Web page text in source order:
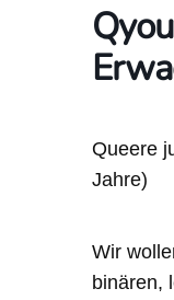
Queere
Jahre)
Wir
binären,